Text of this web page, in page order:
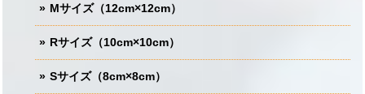
Mサイズ（12cm×12cm）
Rサイズ（10cm×10cm）
Sサイズ（8cm×8cm）